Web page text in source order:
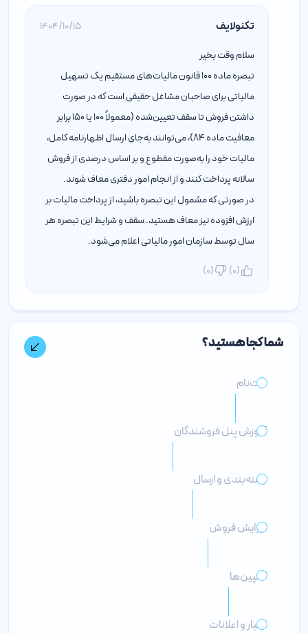
تکنولایف
1404/10/15
سلام وقت بخیر
تبصره ماده ۱۰۰ قانون مالیات‌های مستقیم یک تسهیل
مالیاتی برای صاحبان مشاغل حقیقی است که در صورت
داشتن فروش تا سقف تعیین‌شده (معمولاً ۱۰۰ یا ۱۵۰ برابر
معافیت ماده ۸۴)، می‌توانند به‌جای ارسال اظهارنامه کامل،
مالیات خود را به‌صورت مقطوع و بر اساس درصدی از فروش
سالانه پرداخت کنند و از انجام امور دفتری معاف شوند.
در صورتی که مشمول این تبصره باشید، از پرداخت مالیات بر
ارزش افزوده نیز معاف هستید. سقف و شرایط این تبصره هر
سال توسط سازمان امور مالیاتی اعلام می‌شود.
(
0
)
(
0
)
شما کجا هستید؟
ثبت‌نام
آموزش پنل فروشندگان
بسته‌بندی و ارسال
افزایش فروش
کمپین‌ها
اخبار و اعلانات